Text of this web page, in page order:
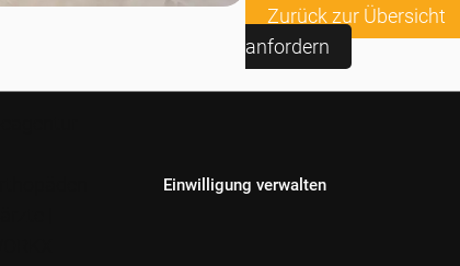
Einwilligung verwalten
Zurück zur Übersicht
anfordern